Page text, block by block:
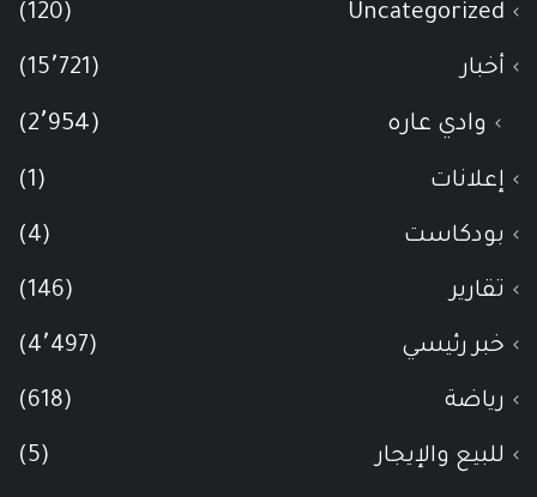
Uncategorized
(120)
أخبار (15٬721)
وادي عاره (2٬954)
إعلانات (1)
بودكاست (4)
تقارير (146)
خبر رئيسي (4٬497)
رياضة (618)
للبيع والإيجار (5)